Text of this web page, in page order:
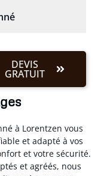
DEVIS
GRATUIT
à Lorentzen vous
et adapté à vos
et votre sécurité.
et agréés, nous